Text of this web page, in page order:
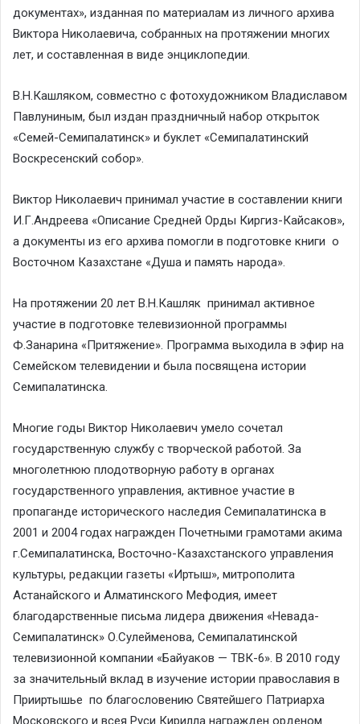
документах», изданная по материалам из личного архива
Виктора Николаевича, собранных на протяжении многих
лет, и составленная в виде энциклопедии.
В.Н.Кашляком, совместно с фотохудожником Владиславом
Павлуниным, был издан праздничный набор открыток
«Семей-Семипалатинск» и буклет «Семипалатинский
Воскресенский собор».
Виктор Николаевич принимал участие в составлении книги
И.Г.Андреева «Описание Средней Орды Киргиз-Кайсаков»,
а документы из его архива помогли в подготовке книги о
Восточном Казахстане «Душа и память народа».
На протяжении 20 лет В.Н.Кашляк принимал активное
участие в подготовке телевизионной программы
Ф.Занарина «Притяжение». Программа выходила в эфир на
Семейском телевидении и была посвящена истории
Семипалатинска.
Многие годы Виктор Николаевич умело сочетал
государственную службу с творческой работой. За
многолетнюю плодотворную работу в органах
государственного управления, активное участие в
пропаганде исторического наследия Семипалатинска в
2001 и 2004 годах награжден Почетными грамотами акима
г.Семипалатинска, Восточно-Казахстанского управления
культуры, редакции газеты «Иртыш», митрополита
Астанайского и Алматинского Мефодия, имеет
благодарственные письма лидера движения «Невада-
Семипалатинск» О.Сулейменова, Семипалатинской
телевизионной компании «Байуаков — ТВК-6». В 2010 году
за значительный вклад в изучение истории православия в
Прииртышье по благословению Святейшего Патриарха
Московского и всея Руси Кирилла награжден орденом